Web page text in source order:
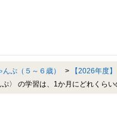
ぷ（５～６歳） >
【2026年度
〉 の学習は、1か月にどれくらい